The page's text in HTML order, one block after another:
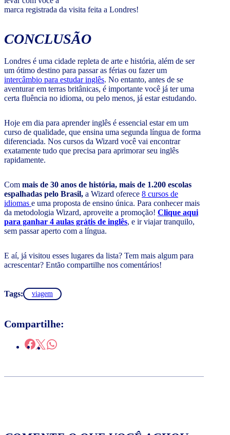
marca registrada da visita feita a Londres!
CONCLUSÃO
Londres é uma cidade repleta de arte e história, além de ser
um ótimo destino para passar as férias ou fazer um
intercâmbio para estudar inglês. No entanto, antes de se
aventurar em terras britânicas, é importante você já ter uma
certa fluência no idioma, ou pelo menos, já estar estudando.
Hoje em dia para aprender inglês é essencial estar em um
curso de qualidade, que ensina uma segunda língua de forma
diferenciada. Nos cursos da Wizard você vai encontrar
exatamente tudo que precisa para aprimorar seu inglês
rapidamente.
Com mais de 30 anos de história, mais de 1.200 escolas
espalhadas pelo Brasil, a Wizard oferece 8 cursos de
idiomas e uma proposta de ensino única. Para conhecer mais
da metodologia Wizard, aproveite a promoção! Clique aqui
para ganhar 4 aulas grátis de inglês, e ir viajar tranquilo,
sem passar aperto com a língua.
E aí, já visitou esses lugares da lista? Tem mais algum para
acrescentar? Então compartilhe nos comentários!
Tags: viagem
Compartilhe: